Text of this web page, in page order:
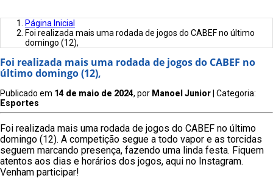
Página Inicial
Foi realizada mais uma rodada de jogos do CABEF no último
domingo (12),
Foi realizada mais uma rodada de jogos do CABEF no
último domingo (12),
Publicado em 14 de maio de 2024, por Manoel Junior | Categoria:
Esportes
Foi realizada mais uma rodada de jogos do CABEF no último
domingo (12). A competição segue a todo vapor e as torcidas
seguem marcando presença, fazendo uma linda festa. Fiquem
atentos aos dias e horários dos jogos, aqui no Instagram.
Venham participar!